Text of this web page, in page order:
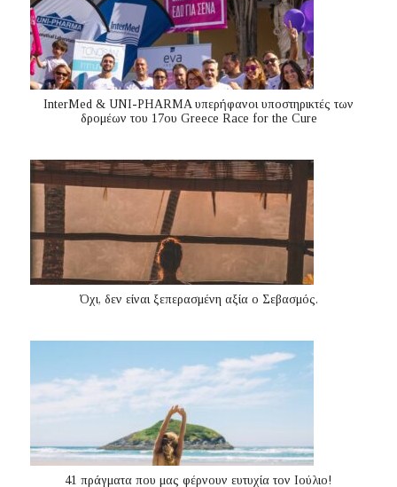
InterMed & UNI-PHARMA υπερήφανοι υποστηρικτές των
δρομέων του 17ου Greece Race for the Cure
Όχι, δεν είναι ξεπερασμένη αξία ο Σεβασμός.
41 πράγματα που μας φέρνουν ευτυχία τον Ιούλιο!